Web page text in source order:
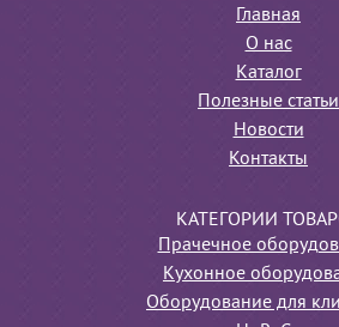
Главная
О нас
Каталог
Полезные статьи
Новости
Контакты
КАТЕГОРИИ
Прачечное
Кухонное
Оборудование для